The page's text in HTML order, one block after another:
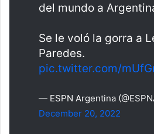
del mundo a
Se le voló la gorra a
Paredes.
pic.twitter.com/
— ESPN Argentina
December 20, 2022